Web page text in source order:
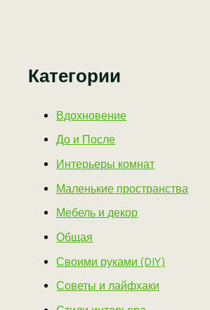
Категории
Вдохновение
До и После
Интерьеры комнат
Маленькие пространства
Мебель и декор
Общая
Своими руками (DIY)
Советы и лайфхаки